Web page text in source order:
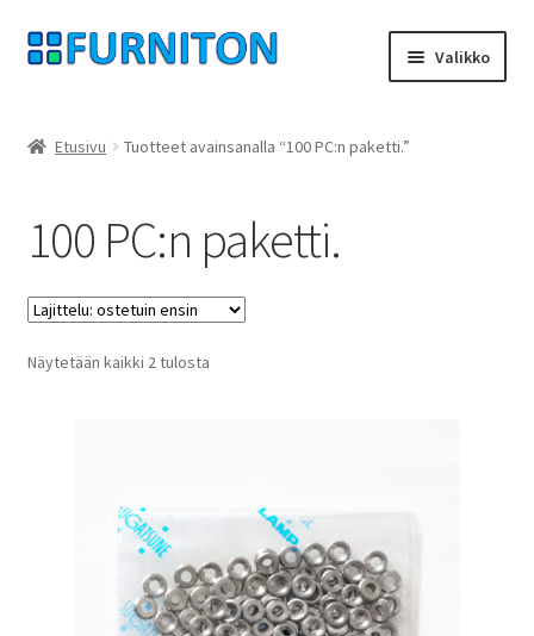
Siirry
navigointiin
Siirry
sisältöön
Valikko
yksityisyyttä
peruuttamisoikeus
Ottaa yhteyttä
Etusivu Tuotteet avainsanalla “100 PC:n paketti.”
100 PC:n paketti.
Näytetään kaikki 2 tulostaSuosituimmat